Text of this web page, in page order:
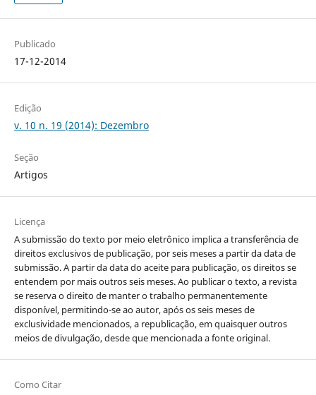
Publicado
17-12-2014
Edição
v. 10 n. 19 (2014): Dezembro
Seção
Artigos
Licença
A submissão do texto por meio eletrônico implica a transferência de
direitos exclusivos de publicação, por seis meses a partir da data de
submissão. A partir da data do aceite para publicação, os direitos se
entendem por mais outros seis meses. Ao publicar o texto, a revista
se reserva o direito de manter o trabalho permanentemente
disponível, permitindo-se ao autor, após os seis meses de
exclusividade mencionados, a republicação, em quaisquer outros
meios de divulgação, desde que mencionada a fonte original.
Como Citar